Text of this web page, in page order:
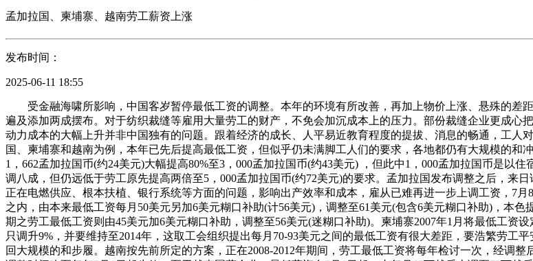
孟加拉国、柬埔寨、越南劳工薪资上涨
发布时间：
2025-06-11 18:55
受金融海啸所影响，中国客岁暂停最低工资的调整。本年的环境有所改善，再加上物价上涨、悬殊的差
遍及添加两成摆布。对于纺织裁缝等雇用大量劳工的财产，不免会加沉成本上的压力。部份裁缝企业更成
动力成本的大幅上升并非中国独有的问题。跟着经济的成长、人平易近教育程度的提拔、消息的畅通，工
国、柬埔寨和越南为例，本年已先后提高最低工资，但似乎仍未满脚工人们的要求，各地都仍有大规模的
1，662孟加拉国币(约24美元)大幅提高80%至3，000孟加拉国币(约43美元) ，但此中1，000孟加拉国币是以
调八成，但仍远低于劳工原先提高两倍至5，000孟加拉国币(约72美元)的要求。孟加拉国发布调整之后，来
正在电燃供应、根本扶植、银行系统等方面的问题，影响出产效率和成本，雇从已难再进一步上调工资，7
之内，由本来最低工资每月50美元另加6美元糊口补助(计56美元)，调整至61美元(包含6美元糊口补助)，本
期之劳工最低工资则由45美元加6美元糊口补助，调整至56美元(迷糊口补助)。柬埔寨2007年1月将最低工资
只调升9%，并要维持至2014年，这取工会组织提出每月70-93美元之间的最低工资有很大差距，要浩繁劳工
回大规模的和步履。越南按先前所定的方案，正在2008-2012年期间，劳工最低工资将每年检讨一次，经调